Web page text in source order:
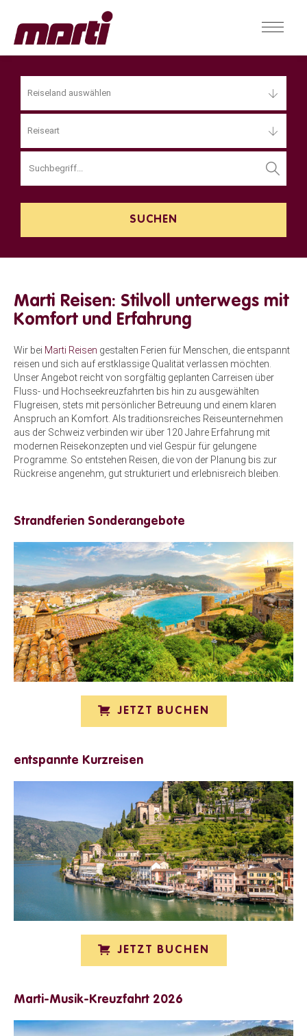
Reiseland auswählen
Reiseart
Marti Reisen: Stilvoll unterwegs mit
Komfort und Erfahrung
Wir bei Marti Reisen gestalten Ferien für Menschen, die entspannt
reisen und sich auf erstklassige Qualität verlassen möchten.
Unser Angebot reicht von sorgfältig geplanten Carreisen über
Fluss- und Hochseekreuzfahrten bis hin zu ausgewählten
Flugreisen, stets mit persönlicher Betreuung und einem klaren
Anspruch an Komfort. Als traditionsreiches Reiseunternehmen
aus der Schweiz verbinden wir über 120 Jahre Erfahrung mit
modernen Reisekonzepten und viel Gespür für gelungene
Programme. So entstehen Reisen, die von der Planung bis zur
Rückreise angenehm, gut strukturiert und erlebnisreich bleiben.
Strandferien Sonderangebote
JETZT BUCHEN
entspannte Kurzreisen
JETZT BUCHEN
Marti-Musik-Kreuzfahrt 2026